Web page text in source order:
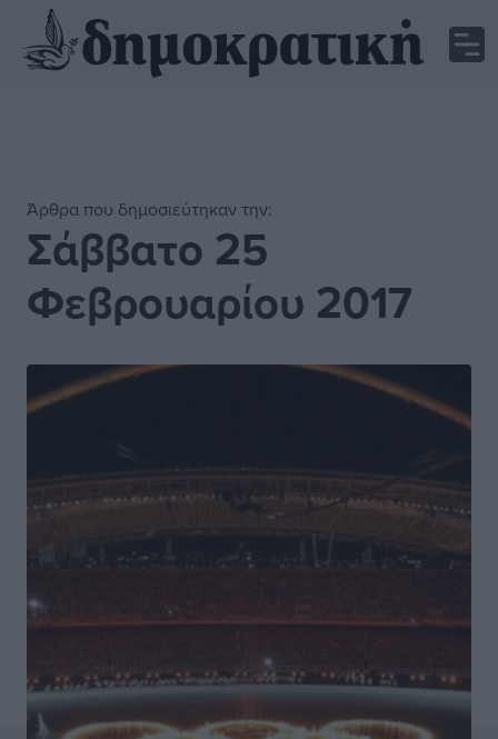
Άρθρα που δημοσιεύτηκαν την:
Σάββατο 25
Φεβρουαρίου 2017